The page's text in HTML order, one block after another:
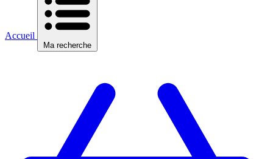
Accueil
Ma recherche